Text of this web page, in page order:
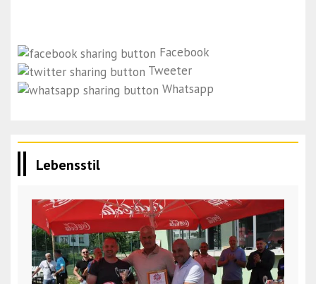
Facebook
Tweeter
Whatsapp
Lebensstil